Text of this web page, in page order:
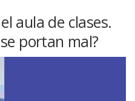
RECURSOS
aula de clases.
portan mal?